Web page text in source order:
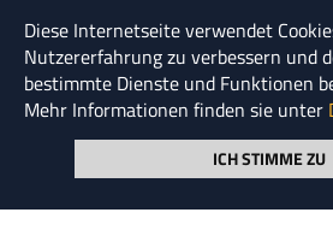
aufrüsten können. Diese Kassen
bis zum 31.12.2022 genutzt
Diese Internetseite verwendet
Nutzererfahrung zu verbessern und
bestimmte Dienste und Funktionen
Mehr Informationen finden sie unter
ICH STIMME ZU